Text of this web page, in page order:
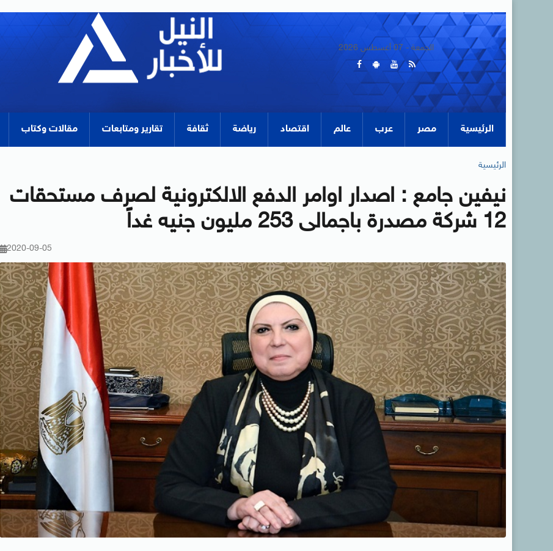
الجمعة - 07 أغسطس 2026
الرئيسية مصر عرب عالم اقتصاد رياضة ثقافة تقارير ومتابعات مقالات وكتاب
الرئيسية
نيفين جامع : اصدار اوامر الدفع الالكترونية لصرف مستحقات
12 شركة مصدرة باجمالى 253 مليون جنيه غداً
2020-09-05